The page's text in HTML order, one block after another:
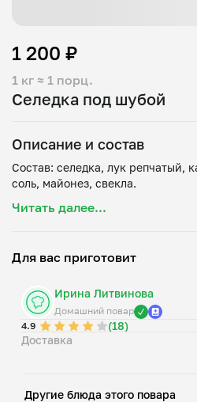
Селедка под шубой
1 кг ≈ 1 порц.
1 200 ₽
Описание и состав
Состав: селедка, лук репчатый,
Читать далее...
Для вас приготовит
Ирина Литвинова
Домашний повар
4.9
(18)
Доставка
Другие блюда этого повара